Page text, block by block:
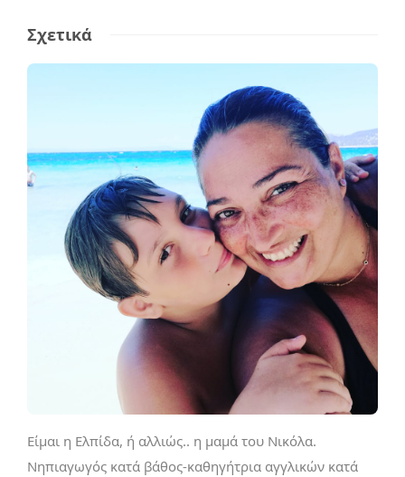
Σχετικά
Είμαι η Ελπίδα, ή αλλιώς.. η μαμά του Νικόλα.
Νηπιαγωγός κατά βάθος-καθηγήτρια αγγλικών κατά